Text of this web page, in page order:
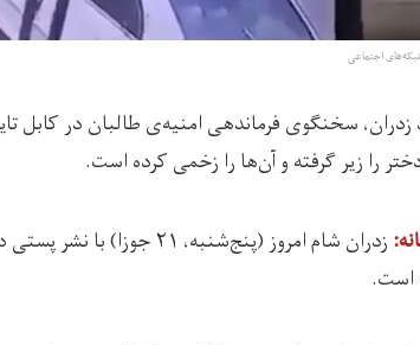
اجتماعی
زدران، سخنگوی فرماندهی امنیه‌ی طالبان در کابل
را زیر گرفته و آن‌ها را زخمی کرده است.
زدران شام امروز
است.